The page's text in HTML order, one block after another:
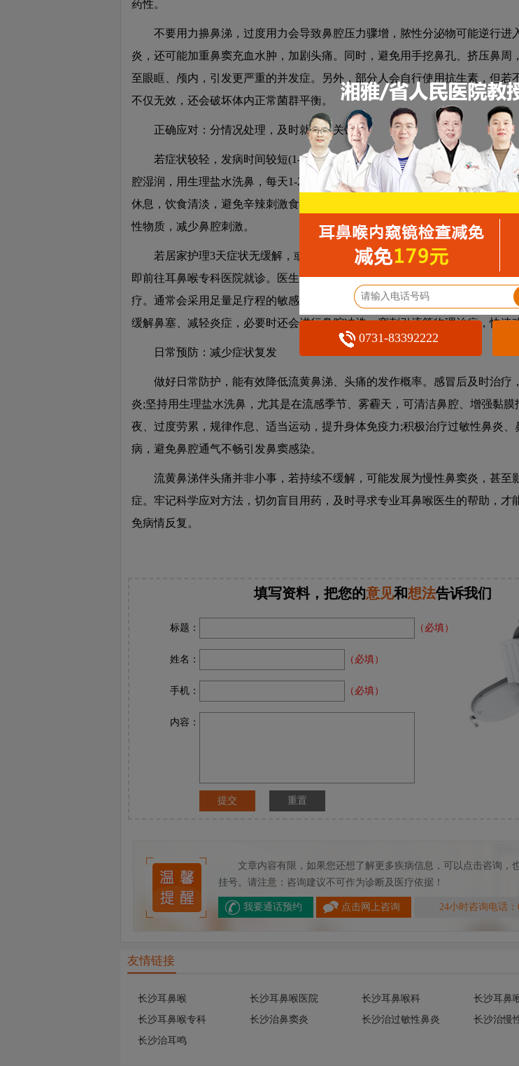
药性。
不要用力擤鼻涕，过度用力会导致鼻腔压力骤增，脓性分泌物可能逆行进
炎，还可能加重鼻窦充血水肿，加剧头痛。同时，避免用手挖鼻孔、挤压鼻周
至眼眶、颅内，引发更严重的并发症。另外，部分人会自行使用抗生素，但若
不仅无效，还会破坏体内正常菌群平衡。
正确应对：分情况处理，及时就医是关键
若症状较轻，发病时间较短(1-2天)，无明显发热、面部胀痛，可先尝试居
腔湿润，用生理盐水洗鼻，每天1-2次，帮助冲洗鼻腔内脓性分泌物、减轻黏膜
休息，饮食清淡，避免辛辣刺激食物，促进身体代谢;保持室内通风，避免接触
性物质，减少鼻腔刺激。
若居家护理3天症状无缓解，或出现头痛加剧、高热不退、面部肿胀、视力
即前往耳鼻喉专科医院就诊。医生会通过鼻内镜、鼻窦CT等检查明确病因及
疗。通常会采用足量足疗程的敏感抗生素控制感染，配合鼻用减充血剂、鼻用
缓解鼻塞、减轻炎症，必要时还会进行鼻腔冲洗、穿刺引流等物理治疗，快速
日常预防：减少症状复发
做好日常防护，能有效降低流黄鼻涕、头痛的发作概率。感冒后及时治疗
炎;坚持用生理盐水洗鼻，尤其是在流感季节、雾霾天，可清洁鼻腔、增强黏膜
夜、过度劳累，规律作息、适当运动，提升身体免疫力;积极治疗过敏性鼻炎、
病，避免鼻腔通气不畅引发鼻窦感染。
流黄鼻涕伴头痛并非小事，若持续不缓解，可能发展为慢性鼻窦炎，甚至
症。牢记科学应对方法，切勿盲目用药，及时寻求专业耳鼻喉医生的帮助，才
免病情反复。
填写资料，把您的意见和想法告诉我们
标题： （必填）
姓名： （必填）
手机： （必填）
内容：
提交 重置
文章内容有限，如果您还想了解更多疾病信息，可以点击咨询，
挂号。请注意：咨询建议不可作为诊断及医疗依据！
我要通话预约 点击网上咨询 24小时咨询电话：
友情链接
长沙耳鼻喉 长沙耳鼻喉医院 长沙耳鼻喉科 长沙耳鼻
长沙耳鼻喉专科
长沙治鼻窦炎 长沙治过敏性鼻炎 长沙治慢
长沙治耳鸣
健
康
资
讯
道
0731-83392222